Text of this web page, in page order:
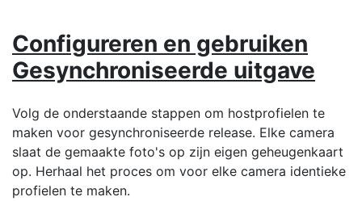
Configureren en gebruiken
Gesynchroniseerde uitgave
Volg de onderstaande stappen om hostprofielen te
maken voor gesynchroniseerde release. Elke camera
slaat de gemaakte foto's op zijn eigen geheugenkaart
op. Herhaal het proces om voor elke camera identieke
profielen te maken.